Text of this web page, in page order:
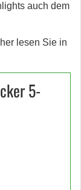
auch dem
lesen Sie in
5-